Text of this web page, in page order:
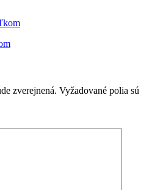
zverejnená. Vyžadované polia sú